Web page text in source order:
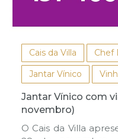
Cais da Villa Chef
Jantar Vínico
Jantar Vínico com
novembro)
O Cais da Villa